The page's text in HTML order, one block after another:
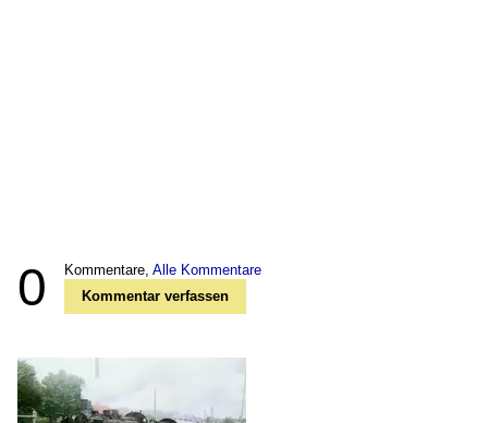
0 Kommentare, Alle Kommentare
Kommentar verfassen